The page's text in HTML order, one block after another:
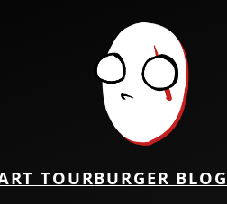
TOURBURGER BLOG